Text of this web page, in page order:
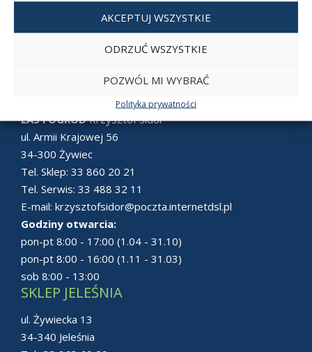
AKCEPTUJ WSZYSTKIE
ODRZUĆ WSZYSTKIE
POZWÓL MI WYBRAĆ
Polityka prywatności
LAS i OGRÓDKrzysztof Sidor
ul. Armii Krajowej 56
34-300 Żywiec
Tel. Sklep: 33 860 20 21
Tel. Serwis: 33 488 32 11
E-mail: krzysztofsidor@poczta.internetdsl.pl
Godziny otwarcia:
pon-pt 8:00 - 17:00 (1.04 - 31.10)
pon-pt 8:00 - 16:00 (1.11 - 31.03)
sob 8:00 - 13:00
SKLEP JELEŚNIA
ul. Żywiecka 13
34-340 Jeleśnia